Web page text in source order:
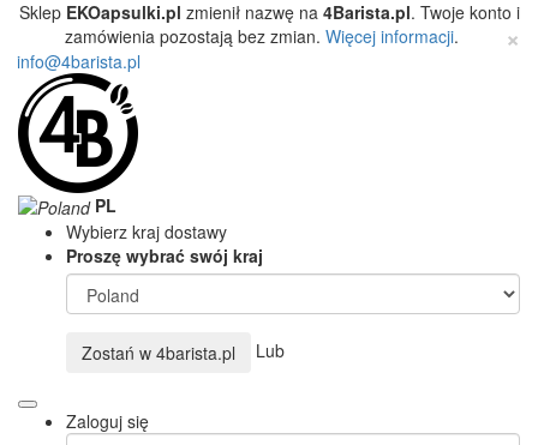
Sklep EKOapsulki.pl zmienił nazwę na 4Barista.pl. Twoje konto i
zamówienia pozostają bez zmian. Więcej informacji. ×
info@4barista.pl
PL
Wybierz kraj dostawy
Proszę wybrać swój kraj
Zostań w 4barista.pl Lub
Zaloguj się